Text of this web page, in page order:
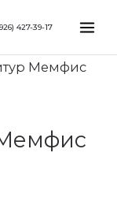
427-39-17
Мемфис